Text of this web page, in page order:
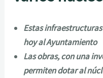
Estas
hoy al Ayuntamiento
Las obras, con una
permiten dotar al